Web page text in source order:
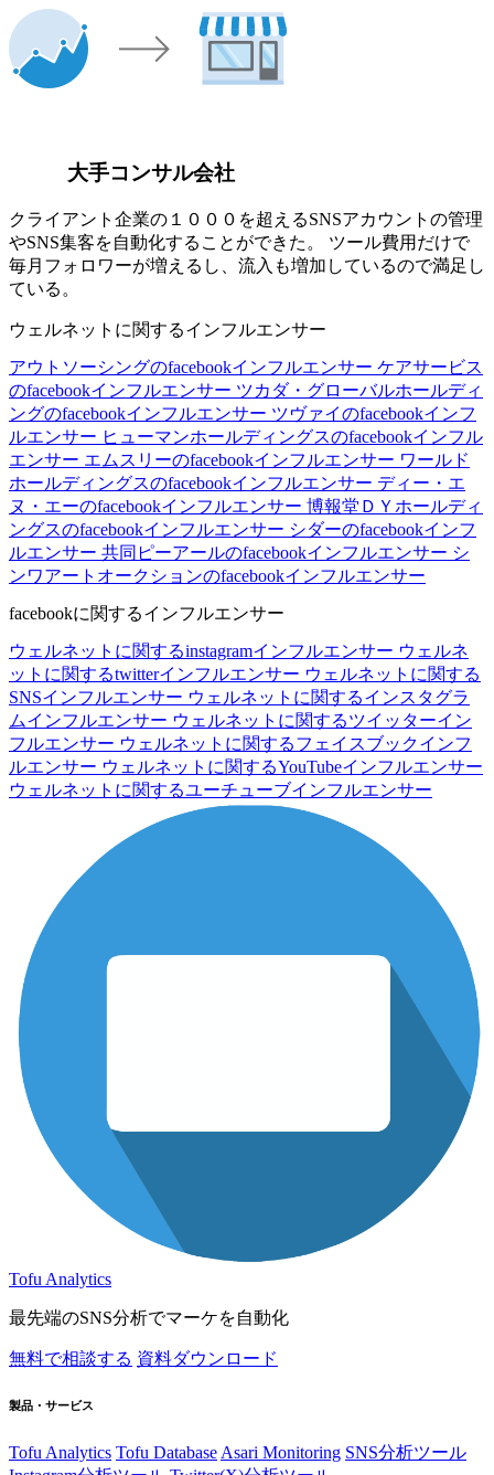
大手コンサル会社
クライアント企業の１０００を超えるSNSアカウントの管理
やSNS集客を自動化することができた。 ツール費用だけで
毎月フォロワーが増えるし、流入も増加しているので満足し
ている。
ウェルネットに関するインフルエンサー
アウトソーシングのfacebookインフルエンサー ケアサービス
のfacebookインフルエンサー ツカダ・グローバルホールディ
ングのfacebookインフルエンサー ツヴァイのfacebookインフ
ルエンサー ヒューマンホールディングスのfacebookインフル
エンサー エムスリーのfacebookインフルエンサー ワールド
ホールディングスのfacebookインフルエンサー ディー・エ
ヌ・エーのfacebookインフルエンサー 博報堂ＤＹホールディ
ングスのfacebookインフルエンサー シダーのfacebookインフ
ルエンサー 共同ピーアールのfacebookインフルエンサー シ
ンワアートオークションのfacebookインフルエンサー
facebookに関するインフルエンサー
ウェルネットに関するinstagramインフルエンサー ウェルネ
ットに関するtwitterインフルエンサー ウェルネットに関する
SNSインフルエンサー ウェルネットに関するインスタグラ
ムインフルエンサー ウェルネットに関するツイッターイン
フルエンサー ウェルネットに関するフェイスブックインフ
ルエンサー ウェルネットに関するYouTubeインフルエンサー
ウェルネットに関するユーチューブインフルエンサー
Tofu Analytics
最先端のSNS分析でマーケを自動化
無料で相談する 資料ダウンロード
製品・サービス
Tofu Analytics Tofu Database Asari Monitoring SNS分析ツール